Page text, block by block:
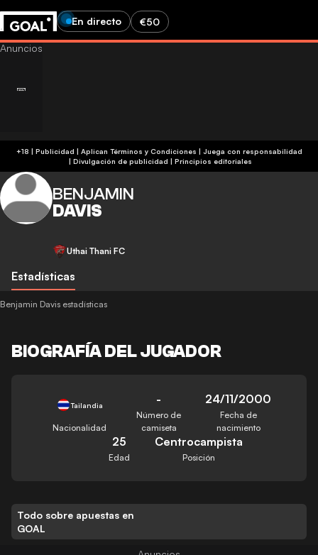
En directo €50
+18 | Publicidad | Aplican Términos y Condiciones | Juega con responsabilidad
| Divulgación de publicidad | Principios editoriales
BENJAMIN
DAVIS
Uthai Thani FC
Estadísticas
Benjamin Davis estadísticas
BIOGRAFÍA DEL JUGADOR
Tailandia
Nacionalidad
-
Número de
camiseta
24/11/2000
Fecha de
nacimiento
25
Edad
Centrocampista
Posición
Todo sobre apuestas en
GOAL